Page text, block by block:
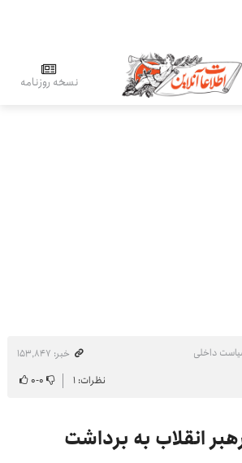
نسخه روزنامه
داخلی
خبر: ۱۵۳٬۸۴۷
نظرات: ۱ ۰-۰
انقلاب به برداشت